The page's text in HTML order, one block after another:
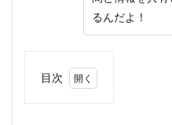
るんだよ！
目次